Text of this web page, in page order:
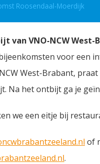
Roosendaal-Moerdijk
van VNO-NCW West-
voor een
West-Brabant,
Na het ontbijt ga je
we een eitje bij
of
.